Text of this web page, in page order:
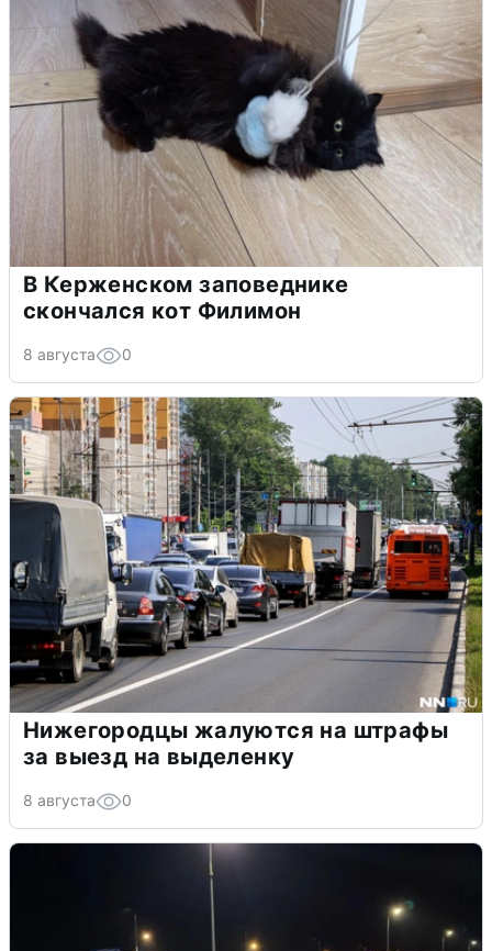
В Керженском заповеднике
скончался кот Филимон
8 августа 0
Нижегородцы жалуются на штрафы
за выезд на выделенку
8 августа 0